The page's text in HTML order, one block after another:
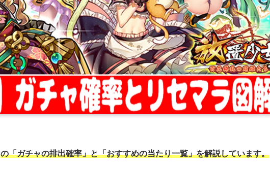
の「ガチャの排出確率」と「おすすめの当たり一覧」を解説しています。